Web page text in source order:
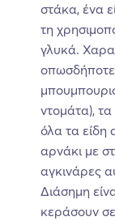
στάκα, ένα
τη
γλυκά.
οπωσδήποτε
ντομάτα), τα
όλα τα είδη
αρνάκι με
αγκινάρες
Διάσημη
κεράσουν